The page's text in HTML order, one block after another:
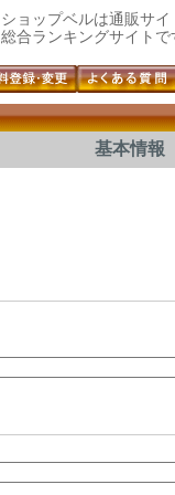
ショップベルは通販サ
総合ランキングサイトで
基本情報